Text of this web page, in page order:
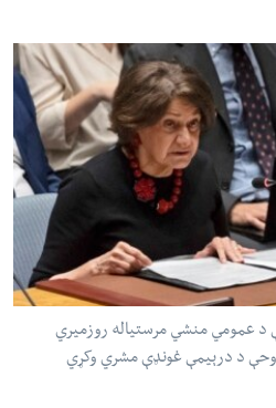
د عمومي منشي مرستیاله روزمیري
دوحې د درېیمې غونډې مشري وکړي